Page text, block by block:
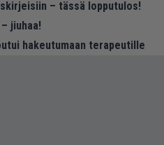
– tässä lopputulos!
jiuhaa!
hakeutumaan terapeutille